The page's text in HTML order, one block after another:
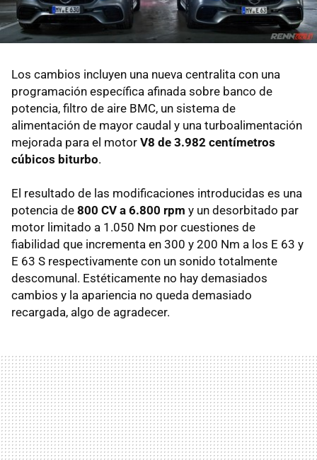
Los cambios incluyen una nueva centralita con una
programación específica afinada sobre banco de
potencia, filtro de aire BMC, un sistema de
alimentación de mayor caudal y una turboalimentación
mejorada para el motor V8 de 3.982 centímetros
cúbicos biturbo.
El resultado de las modificaciones introducidas es una
potencia de 800 CV a 6.800 rpm y un desorbitado par
motor limitado a 1.050 Nm por cuestiones de
fiabilidad que incrementa en 300 y 200 Nm a los E 63 y
E 63 S respectivamente con un sonido totalmente
descomunal. Estéticamente no hay demasiados
cambios y la apariencia no queda demasiado
recargada, algo de agradecer.